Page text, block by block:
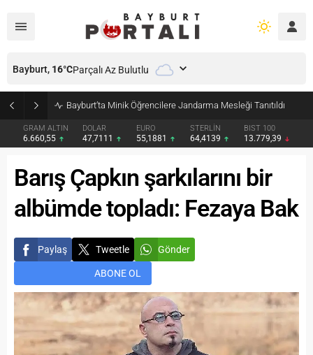
Bayburt’ta Minik Öğrencilere Jandarma Mesleği Tanıtıldı
GRAM ALTIN
6.660,55
DOLAR
47,7111
EURO
55,1881
STERLİN
64,4139
BIST 100
13.779,39
Bayburt, 16°CParçalı Az Bulutlu
Barış Çapkın şarkılarını bir
albümde topladı: Fezaya Bak
Paylaş Tweetle Gönder
ABONE OL